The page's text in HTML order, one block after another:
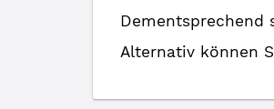
Dementsprechend
Alternativ können